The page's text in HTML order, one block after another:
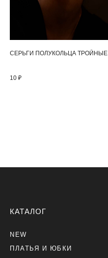
СЕРЬГИ ПОЛУКОЛЬЦА ТРОЙНЫЕ
10 ₽
КАТАЛОГ
NEW
ПЛАТЬЯ И ЮБКИ